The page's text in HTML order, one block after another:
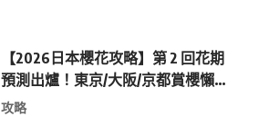
【2026日本櫻花攻略】第 2 回花期
預測出爐！東京/大阪/京都賞櫻懶人
包 (附最新時間表)
攻略